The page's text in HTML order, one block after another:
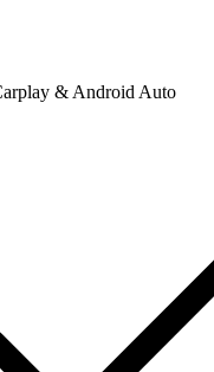
& Android Auto